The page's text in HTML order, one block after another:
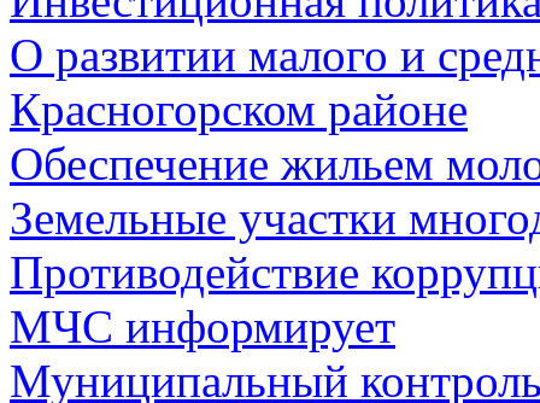
О развитии малого и
Красногорском районе
Обеспечение жильем
Земельные участки
Противодействие
МЧС информирует
Муниципальный